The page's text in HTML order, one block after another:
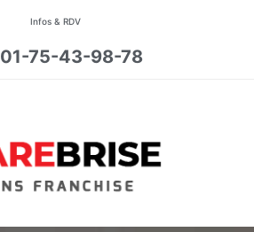
Infos & RDV
01-75-43-98-78